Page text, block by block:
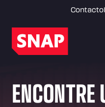
Contacto